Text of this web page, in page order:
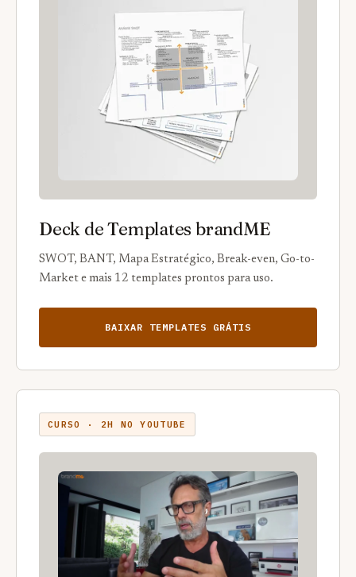
Deck de Templates brandME
SWOT, BANT, Mapa Estratégico, Break-even, Go-to-
Market e mais 12 templates prontos para uso.
BAIXAR TEMPLATES GRÁTIS
CURSO · 2H NO YOUTUBE